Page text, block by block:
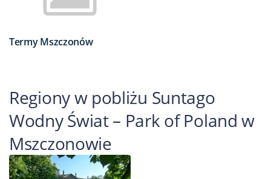
Termy Mszczonów
Regiony w pobliżu Suntago
Wodny Świat – Park of Poland w
Mszczonowie